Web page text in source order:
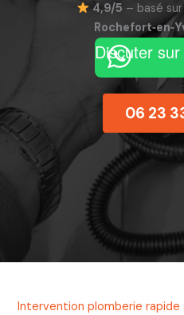
4,9/5 – basé
Discuter
06 23
Intervention plomberie rapide